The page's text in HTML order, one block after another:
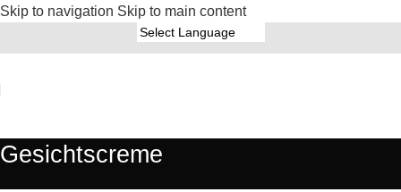
Skip to navigation Skip to main content
Gesichtscreme